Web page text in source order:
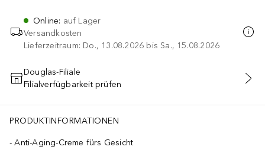
Online: auf Lager
Versandkosten
Lieferzeitraum: Do., 13.08.2026 bis Sa., 15.08.2026
IN DEN WARENKORB
Douglas-Filiale
Filialverfügbarkeit prüfen
PRODUKTINFORMATIONEN
Anti-Aging-Creme fürs Gesicht